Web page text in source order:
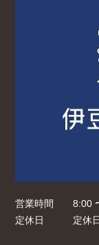
営業時間
8:00
定休日
定休